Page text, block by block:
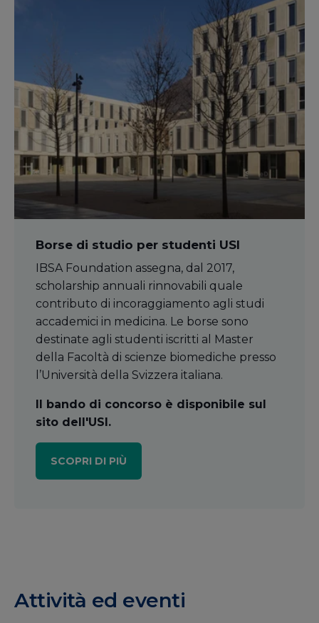
Borse di studio per studenti USI
IBSA Foundation assegna, dal 2017,
scholarship annuali rinnovabili quale
contributo di incoraggiamento agli studi
accademici in medicina. Le borse sono
destinate agli studenti iscritti al Master
della Facoltà di scienze biomediche presso
l’Università della Svizzera italiana.
Il bando di concorso è disponibile sul
sito dell'USI.
SCOPRI DI PIÙ
Attività ed eventi